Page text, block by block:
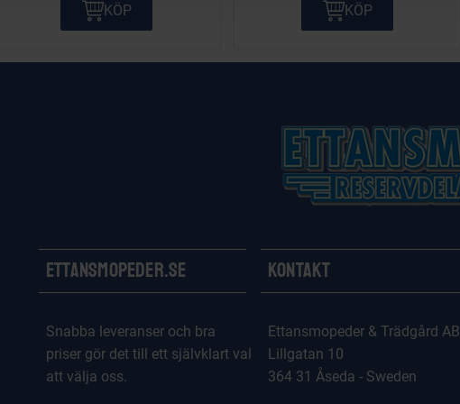
KÖP KÖP
Ettansmopeder.se
Snabba leveranser och bra
priser gör det till ett självklart val
att välja oss.
Kontakt
Ettansmopeder & Trädgård AB
Lillgatan 10
364 31 Åseda - Sweden